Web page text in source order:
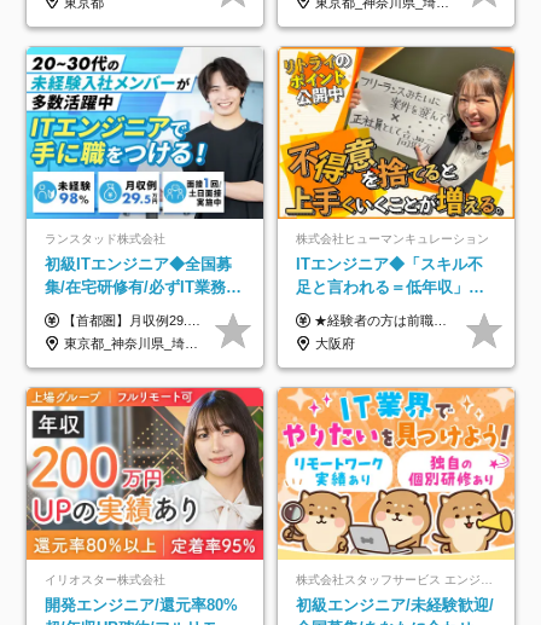
ランスタッド株式会社
初級ITエンジニア◆全国募
集/在宅研修有/必ずIT業務配
属/月収例29.5万円/Web面接
1回/SE
【首都圏】月収例29.5万円（月給26万円＋諸手当） 【東海・関西】月収例28.5万円（月給25万円＋諸手当） 【九州】月収例26万円（月給23万円＋諸手当） ※経験・スキル・前職給与を踏まえ、総合的に判断して決定します。 例：首都圏 月収例31万円（月給27万円＋諸手当） ◆各種手当 ・通勤手当（上限4万円まで） ・残業代手当（1分単位で全額支給） ※固定残業代制は採用しておりません ・深夜勤務手当 ・資格取得支援（ランクに応じてお祝い金1万円～10万円を支給） ◆昇給：年1回 ◆補足 ・研修中1ヶ月間は、時給1670円となります。 ・試用期間6ヶ月あり。その間の待遇に変更はありません。 ※詳細は面接時にご案内します。
東京都_神奈川県_埼玉県_千葉県_大阪府_愛知県_兵庫県_京都府_福岡県
株式会社ヒューマンキュレーション
ITエンジニア◆「スキル不
足と言われる＝低年収」で
はない！｜ 不安を克服し、
年収アップした社員の実例
★経験者の方は前職の年収以上を保証します ★案件単価を開示した上で80％以上を還元します 月給25万円以上＋賞与年2回 ※経験や能力を考慮の上で優遇します ※試用期間が3ヶ月(その間の給与・待遇・雇用形態に変更はありません) ※月給には月20時間分のみなし残業手当(5万円)を含みます(超過分は別途支給) ★残業平均は月10時間以下ですので、毎月10時間分程度はお得です！
大阪府
イリオスター株式会社
開発エンジニア/還元率80%
株式会社スタッフサービス エンジニアリング事業本部
初級エンジニア/未経験歓迎/